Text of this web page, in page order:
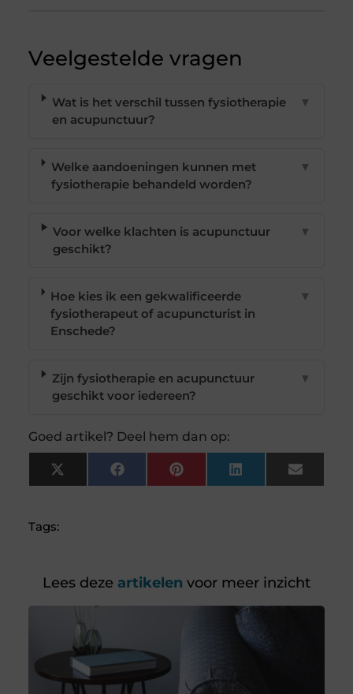
Veelgestelde vragen
Wat is het verschil tussen fysiotherapie
en acupunctuur?
▼
Welke aandoeningen kunnen met
fysiotherapie behandeld worden?
▼
Voor welke klachten is acupunctuur
geschikt?
▼
Hoe kies ik een gekwalificeerde
fysiotherapeut of acupuncturist in
Enschede?
▼
Zijn fysiotherapie en acupunctuur
geschikt voor iedereen?
▼
Goed artikel? Deel hem dan op:
X
(Twitter)
FacebookPinterest LinkedIn Email
Tags:
Lees deze artikelen voor meer inzicht